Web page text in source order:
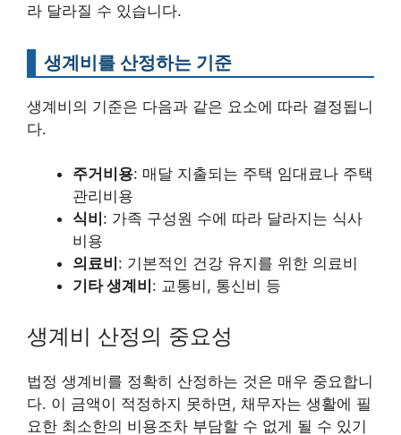
라 달라질 수 있습니다.
생계비를 산정하는 기준
생계비의 기준은 다음과 같은 요소에 따라 결정됩니
다.
주거비용: 매달 지출되는 주택 임대료나 주택
관리비용
식비 : 가족 구성원 수에 따라 달라지는 식사
비용
의료비 : 기본적인 건강 유지를 위한 의료비
기타 생계비 : 교통비, 통신비 등
생계비 산정의 중요성
법정 생계비를 정확히 산정하는 것은 매우 중요합니
다. 이 금액이 적정하지 못하면, 채무자는 생활에 필
요한 최소한의 비용조차 부담할 수 없게 될 수 있기